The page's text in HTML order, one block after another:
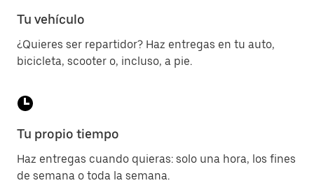
Tu vehículo
¿Quieres ser repartidor? Haz entregas en tu auto,
bicicleta, scooter o, incluso, a pie.
Tu propio tiempo
Haz entregas cuando quieras: solo una hora, los fines
de semana o toda la semana.